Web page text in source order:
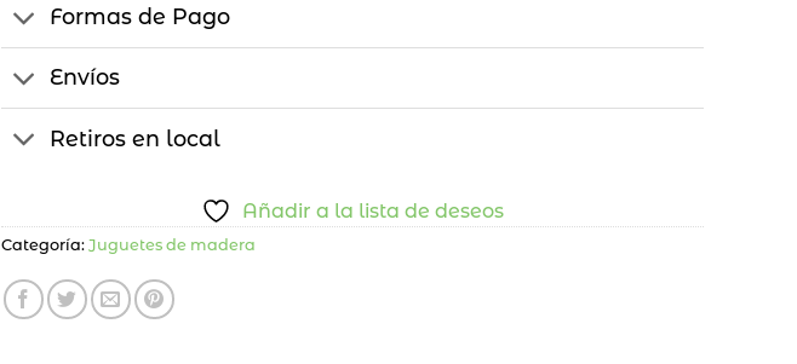
Formas de Pago
Envíos
Retiros en local
Añadir a la lista de deseos
Categoría: Juguetes de madera